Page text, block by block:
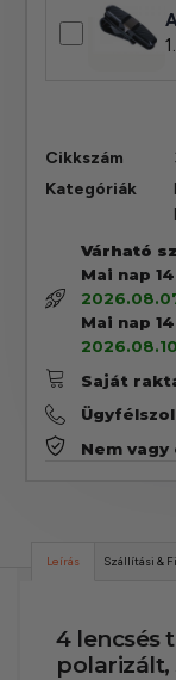
Cikkszám
Kategóriák
Várható
Mai nap
Mai nap
Saját
Nem
Leírás Szállítási &
4 lencsés
polarizált,